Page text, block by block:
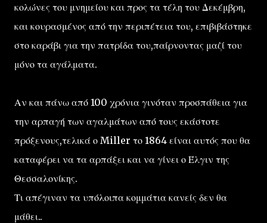
κολώνες του μνημείου και προς τα τέλη του Δεκέμβρη,
και κουρασμένος από την περιπέτεια του, επιβιβάστηκε
στο καράβι για την πατρίδα του,παίρνοντας μαζί του
μόνο τα αγάλματα.
Αν και πάνω από 100 χρόνια γινόταν προσπάθεια για
την αρπαγή των αγαλμάτων από τους εκάστοτε
πρόξενους,τελικά ο Miller το 1864 είναι αυτός που θα
καταφέρει να τα αρπάξει και να γίνει ο Έλγιν της
Θεσσαλονίκης.
Τι απέγιναν τα υπόλοιπα κομμάτια κανείς δεν θα
μάθει..